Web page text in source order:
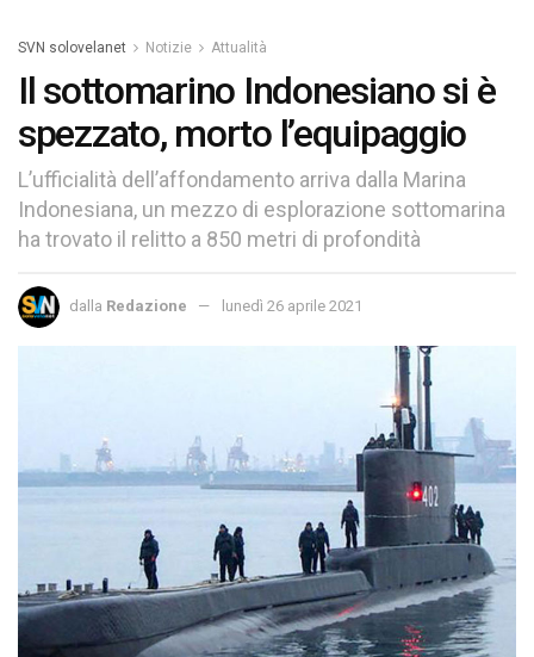
SVN solovelanet Notizie Attualità
Il sottomarino Indonesiano si è
spezzato, morto l’equipaggio
L’ufficialità dell’affondamento arriva dalla Marina
Indonesiana, un mezzo di esplorazione sottomarina
ha trovato il relitto a 850 metri di profondità
dalla Redazione lunedì 26 aprile 2021